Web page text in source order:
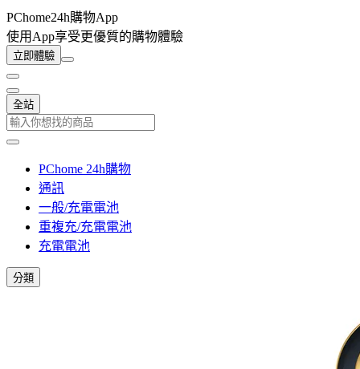
PChome24h購物App
使用App享受更優質的購物體驗
立即體驗
全站
PChome 24h購物
通訊
一般/充電電池
重複充/充電電池
充電電池
分類